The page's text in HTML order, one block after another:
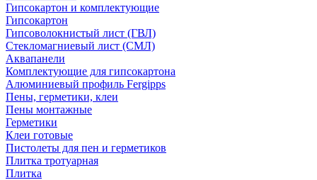
Гипсокартон и комплектующие
Гипсокартон
Гипсоволокнистый лист (ГВЛ)
Стекломагниевый лист (СМЛ)
Аквапанели
Комплектующие для гипсокартона
Алюминиевый профиль Fergipps
Пены, герметики, клеи
Пены монтажные
Герметики
Клеи готовые
Пистолеты для пен и герметиков
Плитка тротуарная
Плитка